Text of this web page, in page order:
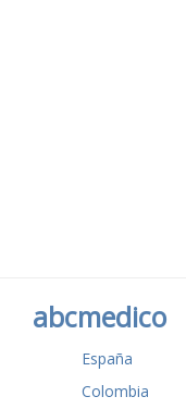
abcmedico
España
Colombia